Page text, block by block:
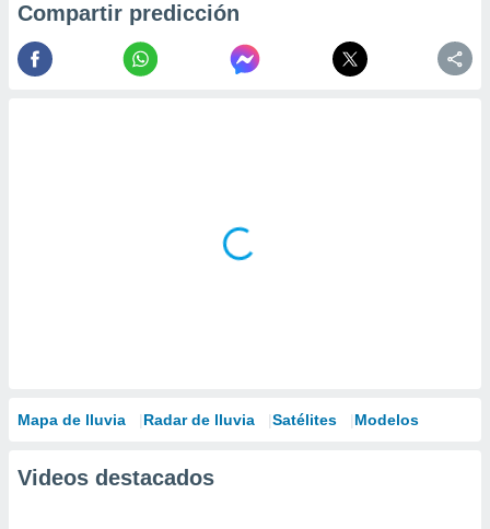
Compartir predicción
Mapa de lluvia Radar de lluvia Satélites Modelos
Videos destacados